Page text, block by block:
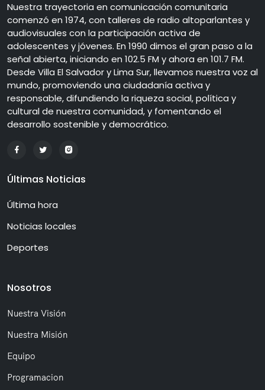
Nuestra trayectoria en comunicación comunitaria
comenzó en 1974, con talleres de radio altoparlantes y
audiovisuales con la participación activa de
adolescentes y jóvenes. En 1990 dimos el gran paso a la
señal abierta, iniciando en 102.5 FM y ahora en 101.7 FM.
Desde Villa El Salvador y Lima Sur, llevamos nuestra voz al
mundo, promoviendo una ciudadanía activa y
responsable, difundiendo la riqueza social, política y
cultural de nuestra comunidad, y fomentando el
desarrollo sostenible y democrático.
Últimas Noticias
Última hora
Noticias locales
Deportes
Nosotros
Nuestra Visión
Nuestra Misión
Equipo
Programacion